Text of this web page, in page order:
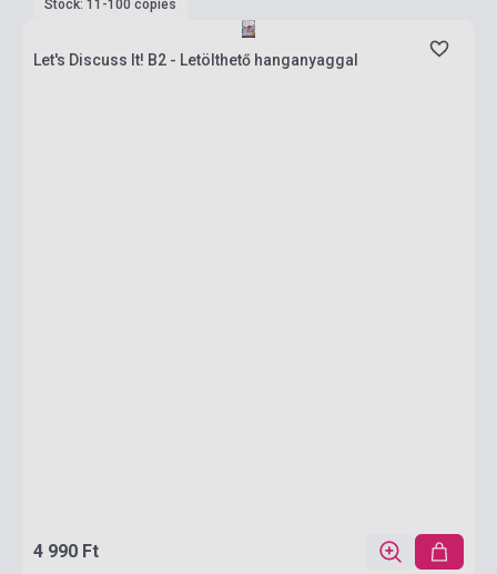
Stock: 11-100 copies
Let's Discuss It! B2 - Letölthető hanganyaggal
4 990 Ft